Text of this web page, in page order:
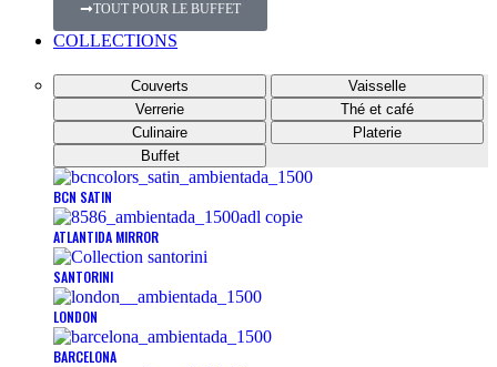
TOUT POUR LE BUFFET
COLLECTIONS
Couverts
Vaisselle
Verrerie
Thé et café
Culinaire
Platerie
Buffet
BCN SATIN
ATLANTIDA MIRROR
SANTORINI
LONDON
BARCELONA